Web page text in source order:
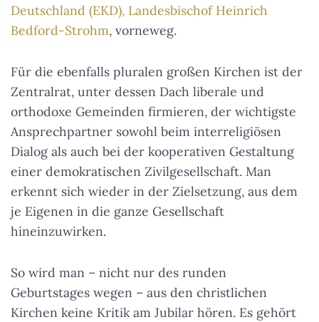
Deutschland (EKD), Landesbischof Heinrich
Bedford-Strohm, vorneweg.
Für die ebenfalls pluralen großen Kirchen ist der
Zentralrat, unter dessen Dach liberale und
orthodoxe Gemeinden firmieren, der wichtigste
Ansprechpartner sowohl beim interreligiösen
Dialog als auch bei der kooperativen Gestaltung
einer demokratischen Zivilgesellschaft. Man
erkennt sich wieder in der Zielsetzung, aus dem
je Eigenen in die ganze Gesellschaft
hineinzuwirken.
So wird man – nicht nur des runden
Geburtstages wegen – aus den christlichen
Kirchen keine Kritik am Jubilar hören. Es gehört